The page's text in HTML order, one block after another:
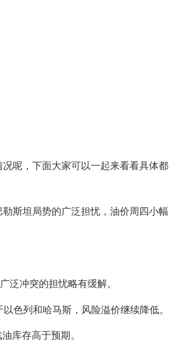
呢，下面大家可以一起来看看具体都
斯坦局势的广泛担忧，油价周四小幅
泛冲突的担忧略有缓解。
色列和哈马斯，风险溢价继续降低。
库存高于预期。